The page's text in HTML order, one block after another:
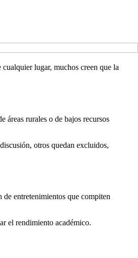
lugar, muchos creen que la
áreas rurales o de bajos recursos
otros quedan excluidos,
entretenimientos que compiten
el rendimiento académico.